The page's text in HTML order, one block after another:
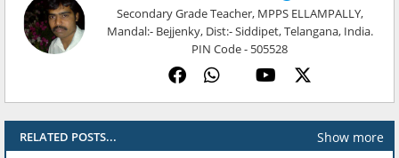
Secondary Grade Teacher, MPPS ELLAMPALLY,
Mandal:- Bejjenky, Dist:- Siddipet, Telangana, India.
PIN Code - 505528
RELATED POSTS...
Show more